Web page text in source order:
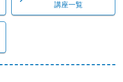
講座一覧